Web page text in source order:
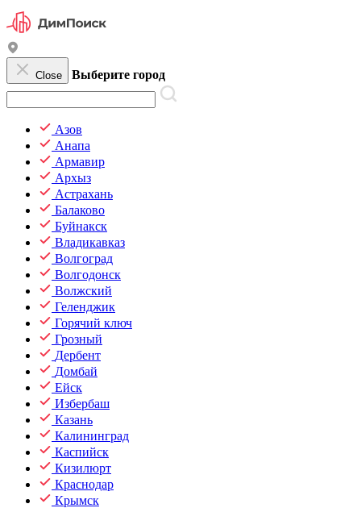
Close Выберите город
Азов
Анапа
Армавир
Архыз
Астрахань
Балаково
Буйнакск
Владикавказ
Волгоград
Волгодонск
Волжский
Геленджик
Горячий ключ
Грозный
Дербент
Домбай
Ейск
Избербаш
Казань
Калининград
Каспийск
Кизилюрт
Краснодар
Крымск